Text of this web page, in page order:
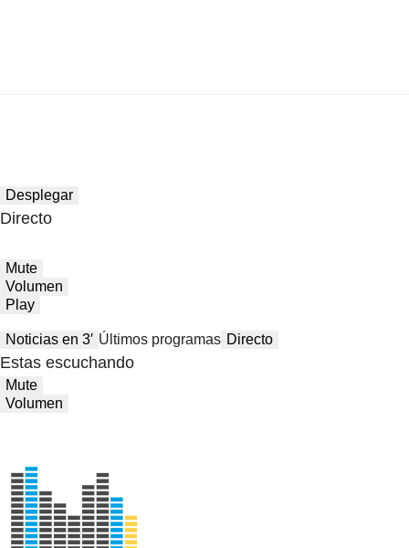
Desplegar
Directo
Mute
Volumen
Play
Noticias en 3′ Últimos programas Directo
Estas escuchando
Mute
Volumen